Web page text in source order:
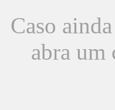
Caso
abra um